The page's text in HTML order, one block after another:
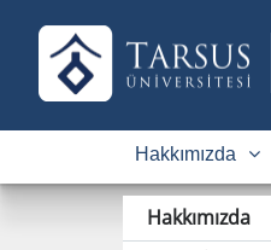
Hakkımızda
Hakkımızda